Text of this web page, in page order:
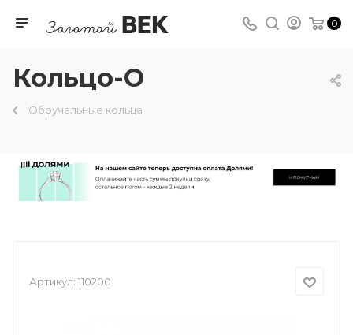
0
Кольцо-О
Обручальные кольца
Артикул: 110200